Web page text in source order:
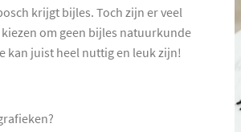
krijgt bijles. Toch zijn er veel
om geen bijles natuurkunde
kan juist heel nuttig en leuk zijn!